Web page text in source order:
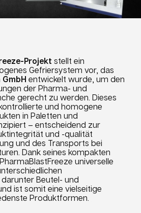
Projekt stellt ein
Gefriersystem vor, das
entwickelt wurde, um den
der Pharma- und
gerecht zu werden. Dieses
und homogene
in Paletten und
– entscheidend zur
und -qualität
und des Transports bei
Dank seines kompakten
universelle
Beutel- und
ist somit eine vielseitige
Produktformen.